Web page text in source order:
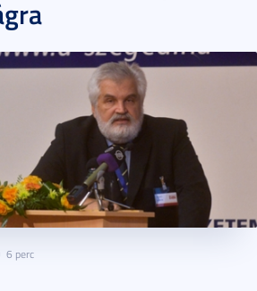
6 perc